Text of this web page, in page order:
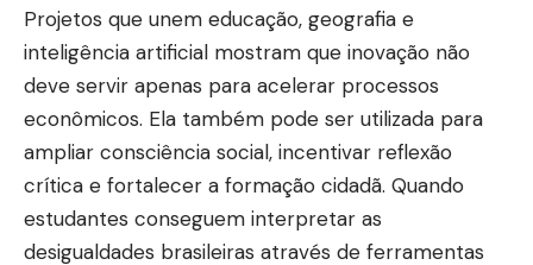
Projetos que unem educação, geografia e
inteligência artificial mostram que inovação não
deve servir apenas para acelerar processos
econômicos. Ela também pode ser utilizada para
ampliar consciência social, incentivar reflexão
crítica e fortalecer a formação cidadã. Quando
estudantes conseguem interpretar as
desigualdades brasileiras através de ferramentas